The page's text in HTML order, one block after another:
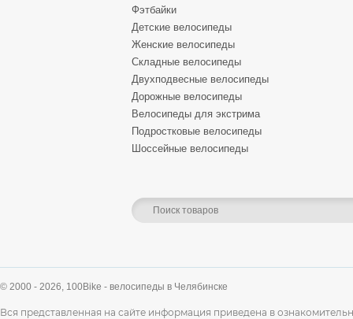
Фэтбайки
Детские велосипеды
Женские велосипеды
Складные велосипеды
Двухподвесные велосипеды
Дорожные велосипеды
Велосипеды для экстрима
Подростковые велосипеды
Шоссейные велосипеды
© 2000 - 2026, 100Bike - велосипеды в Челябинске
Вся представленная на сайте информация приведена в